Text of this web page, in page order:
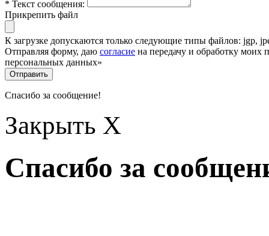
* Текст сообщения:
Прикрепить файл
К загрузке допускаются только следующие типы файлов: jgp,
Отправляя форму, даю согласие на передачу и обработку
персональных данных»
Отправить
Спасибо за сообщение!
Закрыть X
Спасибо за